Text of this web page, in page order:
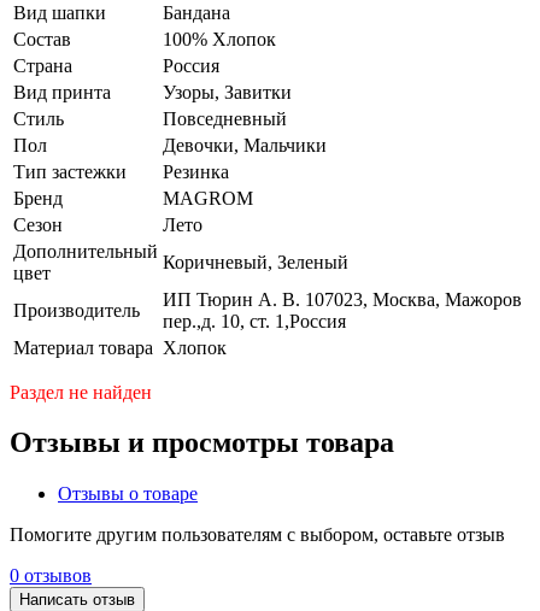
Вид шапки
Бандана
Состав
100% Хлопок
Страна
Россия
Вид принта
Узоры, Завитки
Стиль
Повседневный
Пол
Девочки, Мальчики
Тип застежки
Резинка
Бренд
MAGROM
Сезон
Лето
Дополнительный
цвет
Коричневый, Зеленый
Производитель
ИП Тюрин А. В. 107023, Москва, Мажоров
пер.,д. 10, ст. 1,Россия
Материал товара Хлопок
Раздел не найден
Отзывы и просмотры товара
Отзывы о товаре
Помогите другим пользователям с выбором, оставьте отзыв
0 отзывов
Написать отзыв